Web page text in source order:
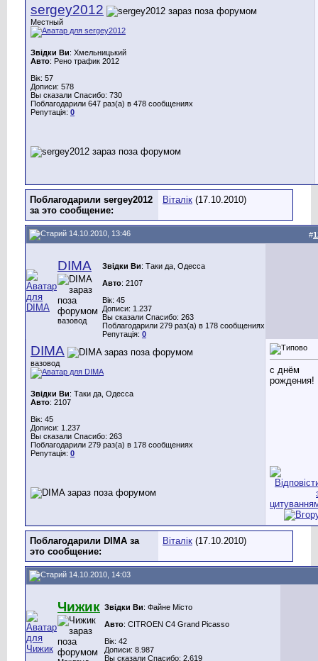
sergey2012
Местный
Звідки Ви: Хмельницький
Авто: Рено трафик 2012
Вік: 57
Дописи: 578
Вы сказали Спасибо: 730
Поблагодарили 647 раз(а) в 478 сообщениях
Репутація: 0
Поблагодарили sergey2012
за это сообщение:
Віталік (17.10.2010)
14.10.2010, 13:46 #
DIMA
вазовод
Звідки Ви: Таки да, Одесса
Авто: 2107
Вік: 45
Дописи: 1.237
Вы сказали Спасибо: 263
Поблагодарили 279 раз(а) в 178 сообщениях
Репутація: 0
DIMA
вазовод
Звідки Ви: Таки да, Одесса
Авто: 2107
Вік: 45
Дописи: 1.237
Вы сказали Спасибо: 263
Поблагодарили 279 раз(а) в 178 сообщениях
Репутація: 0
с днём
рождения!
Поблагодарили DIMA за
это сообщение:
Віталік (17.10.2010)
14.10.2010, 14:03
Чижик Звідки Ви: Файне Місто
Авто: CITROEN C4 Grand Picasso
Вік: 42
Дописи: 8.987
Вы сказали Спасибо: 2.619